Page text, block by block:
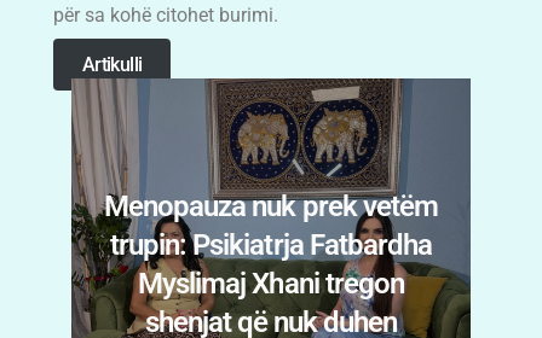
për sa kohë citohet burimi.
Artikulli
Menopauza nuk prek vetëm
trupin: Psikiatrja Fatbardha
Myslimaj Xhani tregon
shenjat që nuk duhen